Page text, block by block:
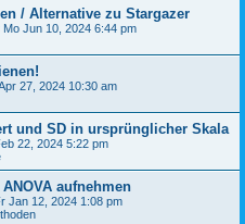
/ Alternative zu Stargazer
Mo Jun 10, 2024 6:44 pm
27, 2024 10:30 am
und SD in ursprünglicher Skala
22, 2024 5:22 pm
aufnehmen
Jan 12, 2024 1:08 pm